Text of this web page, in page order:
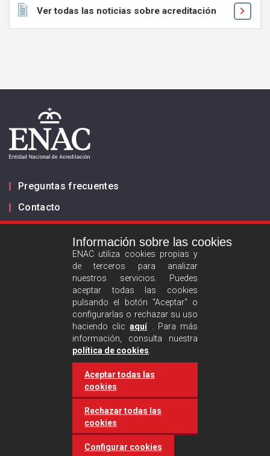
Ver todas las noticias sobre acreditación
Preguntas frecuentes
Contacto
Política de privacidad
Política de cookies
Información sobre las cookies
ENAC utiliza cookies propias y
de terceros para analizar
nuestros servicios. Puedes
aceptar todas las cookies
pulsando el botón "Aceptar" o
configurarlas o rechazar su uso
haciendo clicaquí. Para más
información, consulta nuestra
política de cookies
Aceptar todas las
cookies
Rechazar todas las
cookies
Configurar cookies